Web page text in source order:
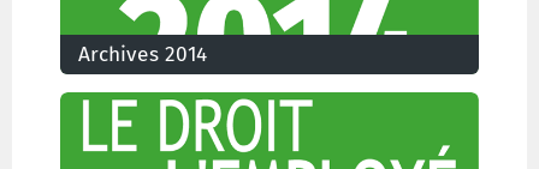
Archives 2014
Les numéros du Droit de l'Employé parus en 2014